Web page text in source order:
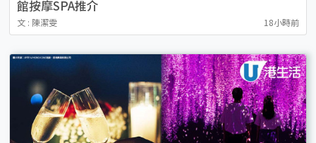
館按摩SPA推介
文 : 陳潔雯 18小時前